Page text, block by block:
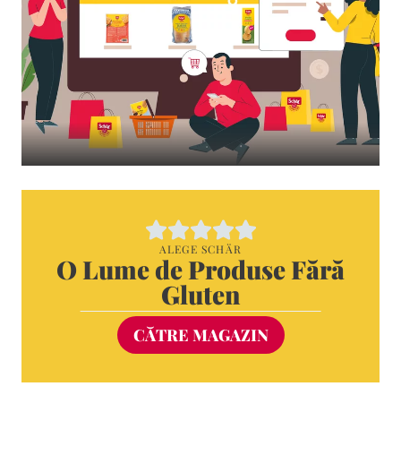
ALEGE SCHÄR
O Lume de Produse Fără
Gluten
CĂTRE MAGAZIN